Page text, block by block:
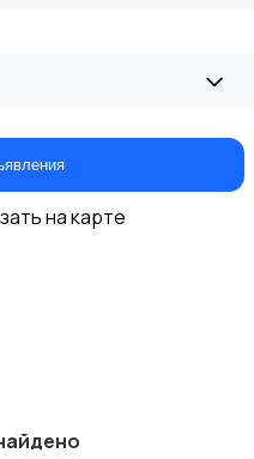
на карте